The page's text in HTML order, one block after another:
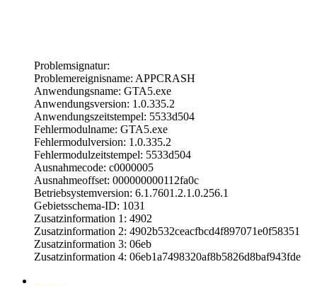
Problemsignatur:
Problemereignisname: APPCRASH
Anwendungsname: GTA5.exe
Anwendungsversion: 1.0.335.2
Anwendungszeitstempel: 5533d504
Fehlermodulname: GTA5.exe
Fehlermodulversion: 1.0.335.2
Fehlermodulzeitstempel: 5533d504
Ausnahmecode: c0000005
Ausnahmeoffset: 000000000112fa0c
Betriebsystemversion: 6.1.7601.2.1.0.256.1
Gebietsschema-ID: 1031
Zusatzinformation 1: 4902
Zusatzinformation 2: 4902b532ceacfbcd4f897071e0f58351
Zusatzinformation 3: 06eb
Zusatzinformation 4: 06eb1a7498320af8b5826d8baf943fde